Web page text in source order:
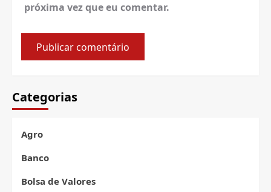
próxima vez que eu comentar.
Categorias
Agro
Banco
Bolsa de Valores